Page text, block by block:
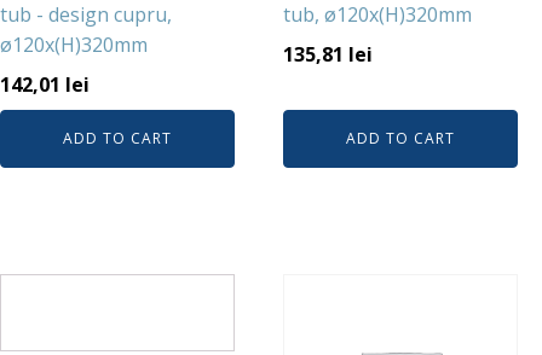
tub - design cupru,
ø120x(H)320mm
142,01 lei
ADD TO CART
tub, ø120x(H)320mm
135,81 lei
ADD TO CART